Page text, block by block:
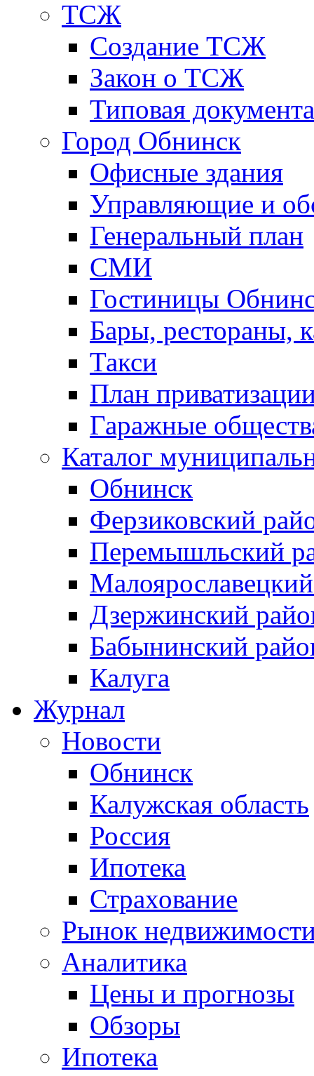
ТСЖ
Создание ТСЖ
Закон о ТСЖ
Типовая
Город Обнинск
Офисные здания
Управляющие и
Генеральный план
СМИ
Гостиницы
Бары, рестораны,
Такси
План
Гаражные
Каталог
Обнинск
Ферзиковский
Перемышльский
Дзержинский
Бабынинский
Калуга
Журнал
Новости
Обнинск
Калужская область
Россия
Ипотека
Страхование
Рынок
Аналитика
Цены и прогнозы
Обзоры
Ипотека